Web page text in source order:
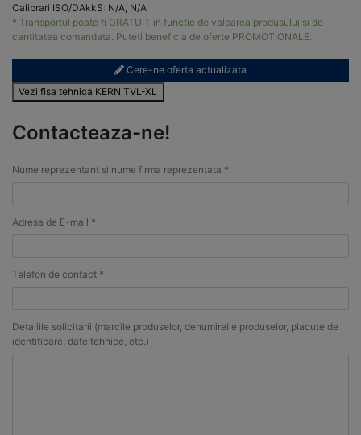
Calibrari ISO/DAkkS: N/A, N/A
* Transportul poate fi GRATUIT in functie de valoarea produsului si de
cantitatea comandata. Puteti beneficia de oferte PROMOTIONALE.
Cere-ne oferta actualizata
Vezi fisa tehnica KERN TVL-XL
Contacteaza-ne!
Nume reprezentant si nume firma reprezentata *
Adresa de E-mail *
Telefon de contact *
Detaliile solicitarii (marcile produselor, denumireile produselor, placute de
identificare, date tehnice, etc.)